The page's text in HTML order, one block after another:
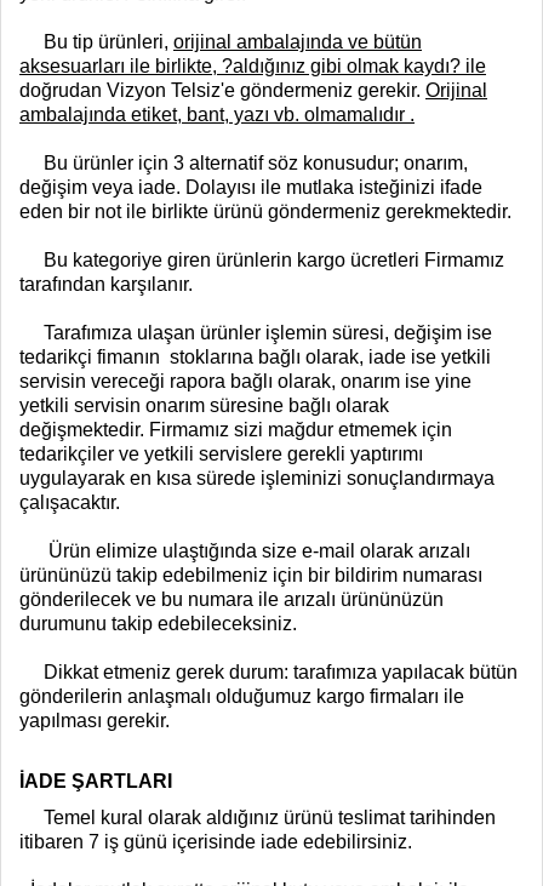
Bu tip ürünleri, orijinal ambalajında ve bütün
aksesuarları ile birlikte, ?aldığınız gibi olmak kaydı? ile
doğrudan Vizyon Telsiz'e göndermeniz gerekir. Orijinal
ambalajında etiket, bant, yazı vb. olmamalıdır .
Bu ürünler için 3 alternatif söz konusudur; onarım,
değişim veya iade. Dolayısı ile mutlaka isteğinizi ifade
eden bir not ile birlikte ürünü göndermeniz gerekmektedir.
Bu kategoriye giren ürünlerin kargo ücretleri Firmamız
tarafından karşılanır.
Tarafımıza ulaşan ürünler işlemin süresi, değişim ise
tedarikçi fimanın stoklarına bağlı olarak, iade ise yetkili
servisin vereceği rapora bağlı olarak, onarım ise yine
yetkili servisin onarım süresine bağlı olarak
değişmektedir. Firmamız sizi mağdur etmemek için
tedarikçiler ve yetkili servislere gerekli yaptırımı
uygulayarak en kısa sürede işleminizi sonuçlandırmaya
çalışacaktır.
Ürün elimize ulaştığında size e-mail olarak arızalı
ürününüzü takip edebilmeniz için bir bildirim numarası
gönderilecek ve bu numara ile arızalı ürününüzün
durumunu takip edebileceksiniz.
Dikkat etmeniz gerek durum: tarafımıza yapılacak bütün
gönderilerin anlaşmalı olduğumuz kargo firmaları ile
yapılması gerekir.
İADE ŞARTLARI
Temel kural olarak aldığınız ürünü teslimat tarihinden
itibaren 7 iş günü içerisinde iade edebilirsiniz.